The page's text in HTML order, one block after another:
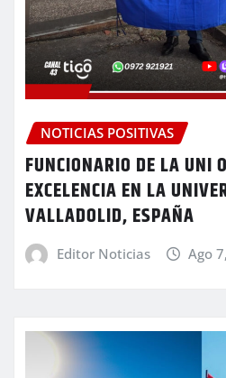
NOTICIAS POSITIVAS
FUNCIONARIO DE LA UNI
EXCELENCIA EN LA
VALLADOLID, ESPAÑA
Editor Noticias Ago